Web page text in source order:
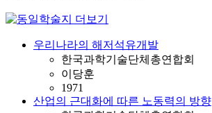
우리나라의 해저석유개발
한국과학기술단체총연합회
이당훈
1971
산업의 근대화에 따른 노동력의 방향